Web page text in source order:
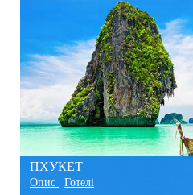
ПХУКЕТ
Опис | Готелі